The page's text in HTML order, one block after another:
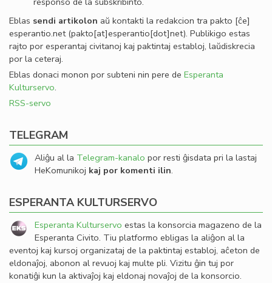
Eblas sendi artikolon aŭ kontakti la redakcion tra pakto [ĉe]
esperantio.net(pakto[at]esperantio[dot]net). Publikigo estas
rajto por esperantaj civitanoj kaj paktintaj establoj, laŭdiskrecia
por la ceteraj.
Eblas donaci monon por subteni nin pere de Esperanta
Kulturservo.
RSS-servo
TELEGRAM
Aliĝu al la Telegram-kanalo por resti ĝisdata pri la lastaj
HeKomunikoj kaj por komenti ilin.
ESPERANTA KULTURSERVO
Esperanta Kulturservo estas la konsorcia magazeno de la
Esperanta Civito. Tiu platformo ebligas la aliĝon al la
eventoj kaj kursoj organizataj de la paktintaj establoj, aĉeton de
eldonaĵoj, abonon al revuoj kaj multe pli. Vizitu ĝin tuj por
konatiĝi kun la aktivaĵoj kaj eldonaj novaĵoj de la konsorcio.